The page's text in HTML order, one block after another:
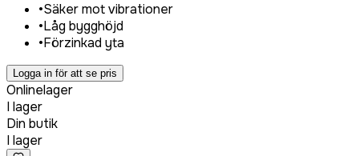
•Säker mot vibrationer
•Låg bygghöjd
•Förzinkad yta
Logga in för att se pris
Onlinelager
I lager
Din butik
I lager